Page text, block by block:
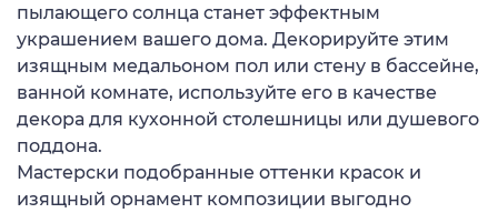
пылающего солнца станет эффектным
украшением вашего дома. Декорируйте этим
изящным медальоном пол или стену в бассейне,
ванной комнате, используйте его в качестве
декора для кухонной столешницы или душевого
поддона.
Мастерски подобранные оттенки красок и
изящный орнамент композиции выгодно